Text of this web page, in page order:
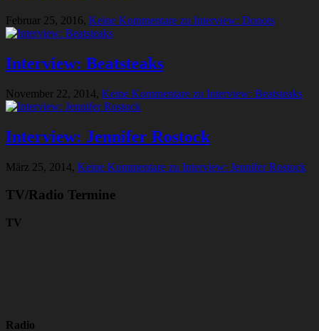
Februar 25, 2016, Keine Kommentare zu Interview: Donots
Interview: Beatsteaks
November 22, 2014, Keine Kommentare zu Interview: Beatsteaks
Interview: Jennifer Rostock
März 25, 2014, Keine Kommentare zu Interview: Jennifer Rostock
TV/Radio Termine
TV
Radio